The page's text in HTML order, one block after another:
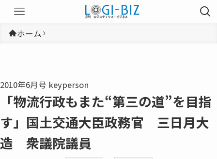
ホーム
2010年6月号 keyperson
「物流行政もまた“第三の道”を目指
す」国土交通大臣政務官 三日月大
造 衆議院議員